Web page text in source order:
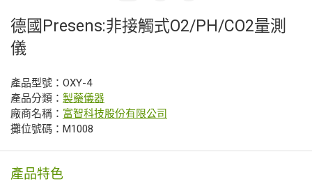
德國Presens:非接觸式O2/PH/CO2量測
儀
產品型號：OXY-4
產品分類： 製藥儀器
廠商名稱： 富智科技股份有限公司
攤位號碼：M1008
產品特色